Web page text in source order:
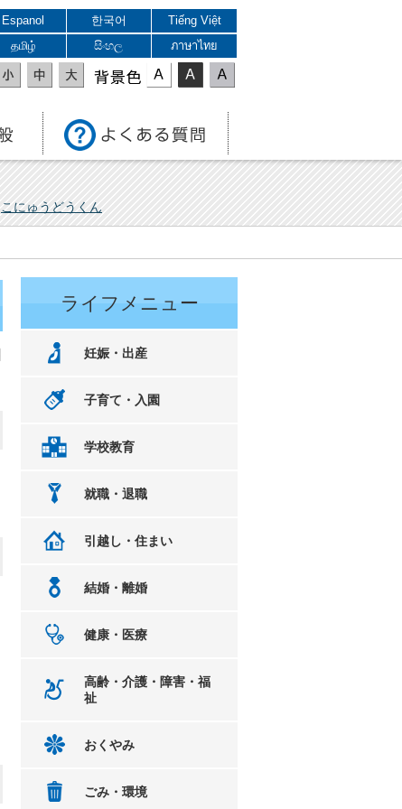
Espanol 한국어
Tiếng Việt
தமிழ் සිංහල ภาษาไทย
表示色
こにゅうどうくん
ライフメニュー
妊娠・出産
子育て・入園
学校教育
就職・退職
引越し・住まい
結婚・離婚
健康・医療
高齢・介護・障害・福
祉
おくやみ
ごみ・環境